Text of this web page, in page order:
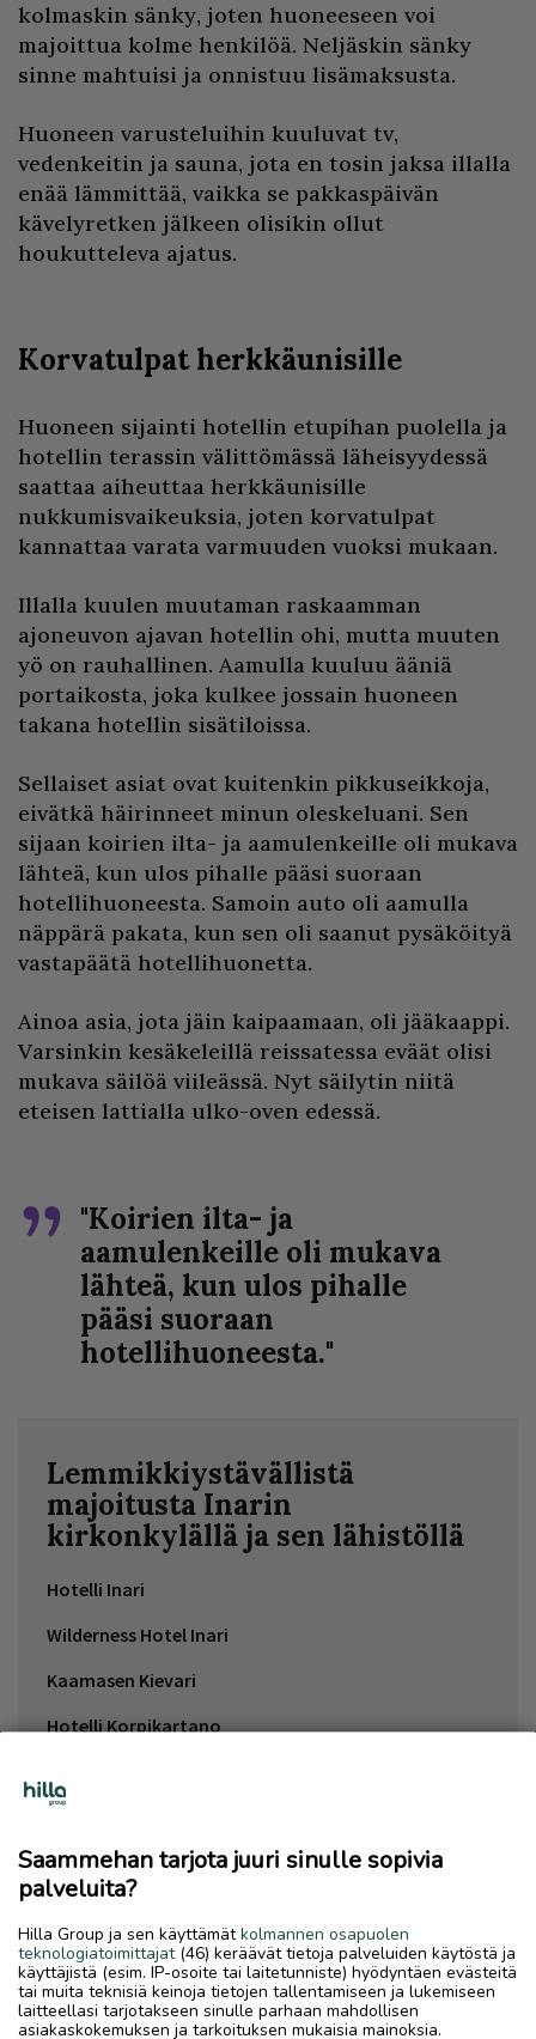
kolmaskin sänky, joten huoneeseen voi
majoittua kolme henkilöä. Neljäskin sänky
sinne mahtuisi ja onnistuu lisämaksusta.
Huoneen varusteluihin kuuluvat tv,
vedenkeitin ja sauna, jota en tosin jaksa illalla
enää lämmittää, vaikka se pakkaspäivän
kävelyretken jälkeen olisikin ollut
houkutteleva ajatus.
Korvatulpat herkkäunisille
Huoneen sijainti hotellin etupihan puolella ja
hotellin terassin välittömässä läheisyydessä
saattaa aiheuttaa herkkäunisille
nukkumisvaikeuksia, joten korvatulpat
kannattaa varata varmuuden vuoksi mukaan.
Illalla kuulen muutaman raskaamman
ajoneuvon ajavan hotellin ohi, mutta muuten
yö on rauhallinen. Aamulla kuuluu ääniä
portaikosta, joka kulkee jossain huoneen
takana hotellin sisätiloissa.
Sellaiset asiat ovat kuitenkin pikkuseikkoja,
eivätkä häirinneet minun oleskeluani. Sen
sijaan koirien ilta- ja aamulenkeille oli mukava
lähteä, kun ulos pihalle pääsi suoraan
hotellihuoneesta. Samoin auto oli aamulla
näppärä pakata, kun sen oli saanut pysäköityä
vastapäätä hotellihuonetta.
Ainoa asia, jota jäin kaipaamaan, oli jääkaappi.
Varsinkin kesäkeleillä reissatessa eväät olisi
mukava säilöä viileässä. Nyt säilytin niitä
eteisen lattialla ulko-oven edessä.
"Koirien ilta- ja
aamulenkeille oli mukava
lähteä, kun ulos pihalle
pääsi suoraan
hotellihuoneesta."
Lemmikkiystävällistä
majoitusta Inarin
kirkonkylällä ja sen lähistöllä
Hotelli Inari
Wilderness Hotel Inari
Kaamasen Kievari
Hotelli Korpikartano
HYVINVOINTI
Ilmoita asiavirheestä
Saammehan tarjota juuri sinulle sopivia
palveluita?
Hilla Group ja sen käyttämätkolmannen osapuolen
teknologiatoimittajat(46) keräävät tietoja palveluiden käytöstä ja
käyttäjistä (esim. IP-osoite tai laitetunniste) hyödyntäen evästeitä
tai muita teknisiä keinoja tietojen tallentamiseen ja lukemiseen
laitteellasi tarjotakseen sinulle parhaan mahdollisen
asiakaskokemuksen ja tarkoituksen mukaisia mainoksia.